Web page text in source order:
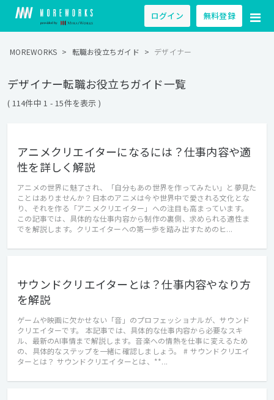
ログイン 無料登録
MOREWORKS > 転職お役立ちガイド > デザイナー
デザイナー転職お役立ちガイド一覧
( 114件中 1 - 15件を表示 )
アニメクリエイターになるには？仕事内容や適
性を詳しく解説
アニメの世界に魅了され、「自分もあの世界を作ってみたい」と夢見た
ことはありませんか？日本のアニメは今や世界中で愛される文化とな
り、それを作る「アニメクリエイター」への注目も高まっています。
この記事では、具体的な仕事内容から制作の裏側、求められる適性ま
でを解説します。クリエイターへの第一歩を踏み出すためのヒ...
サウンドクリエイターとは？仕事内容やなり方
を解説
ゲームや映画に欠かせない「音」のプロフェッショナルが、サウンド
クリエイターです。 本記事では、具体的な仕事内容から必要なスキ
ル、最新のAI事情まで解説します。音楽への情熱を仕事に変えるため
の、具体的なステップを一緒に確認しましょう。 # サウンドクリエイ
ターとは？ サウンドクリエイターとは、**...